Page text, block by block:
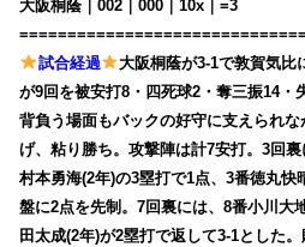
大阪桐蔭｜002｜000｜10x｜=3
試合経過
大阪桐蔭が3-1で敦賀気比
が9回を被安打8・四死球2・奪三振14・
背負う場面もバックの好守に支えられ
げ、粘り勝ち。攻撃陣は計7安打。3回
村本勇海(2年)の3塁打で1点、3番徳丸快
盤に2点を先制。7回裏には、8番小川大
田太成(2年)が2塁打で返して3-1とした